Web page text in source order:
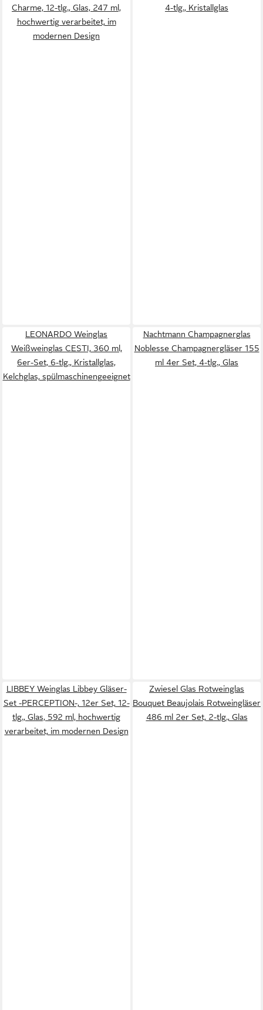
Charme, 12-tlg., Glas, 247 ml,
hochwertig verarbeitet, im
modernen Design
4-tlg., Kristallglas
LEONARDO Weinglas
Weißweinglas CESTI, 360 ml,
6er-Set, 6-tlg., Kristallglas,
Kelchglas, spülmaschinengeeignet
Nachtmann Champagnerglas
Noblesse Champagnergläser 155
ml 4er Set, 4-tlg., Glas
LIBBEY Weinglas Libbey Gläser-
Set -PERCEPTION-, 12er Set, 12-
tlg., Glas, 592 ml, hochwertig
verarbeitet, im modernen Design
Zwiesel Glas Rotweinglas
Bouquet Beaujolais Rotweingläser
486 ml 2er Set, 2-tlg., Glas